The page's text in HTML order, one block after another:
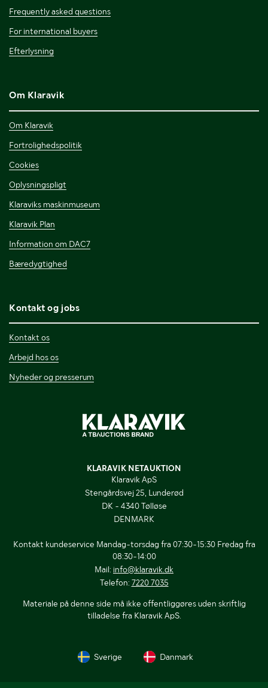
Frequently asked questions
For international buyers
Efterlysning
Om Klaravik
Om Klaravik
Fortrolighedspolitik
Cookies
Oplysningspligt
Klaraviks maskinmuseum
Klaravik Plan
Information om DAC7
Bæredygtighed
Kontakt og jobs
Kontakt os
Arbejd hos os
Nyheder og presserum
KLARAVIK NETAUKTION
Klaravik ApS
Stengårdsvej 25, Lunderød
DK - 4340 Tølløse
DENMARK
Kontakt kundeservice Mandag-torsdag fra 07:30-15:30 Fredag fra
08:30-14:00
Mail: info@klaravik.dk
Telefon: 7220 7035
Materiale på denne side må ikke offentliggøres uden skriftlig
tilladelse fra Klaravik ApS.
Sverige Danmark